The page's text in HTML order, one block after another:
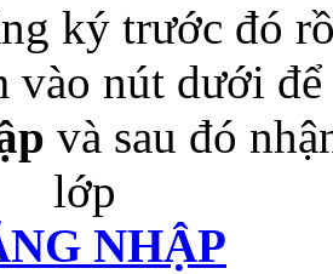
ký trước đó
vào nút dưới để
và sau đó
lớp
NHẬP